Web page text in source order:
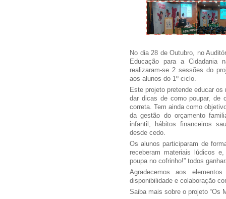
No dia 28 de Outubro, no
Educação para a Cidadania
realizaram-se 2 sessões do
aos alunos do 1º ciclo.
Este projeto pretende educar
dar dicas de como poupar, de
correta. Tem ainda como
da gestão do orçamento
infantil, hábitos financeiros
desde cedo.
Os alunos participaram de
receberam materiais lúdicos
poupa no cofrinho!” todos
Agradecemos aos
disponibilidade e colaboração
Saiba mais sobre o projeto “Os